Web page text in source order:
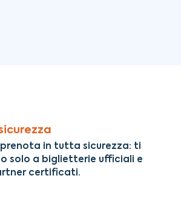
in tutta sicurezza: ti
solo a biglietterie ufficiali e
certificati.